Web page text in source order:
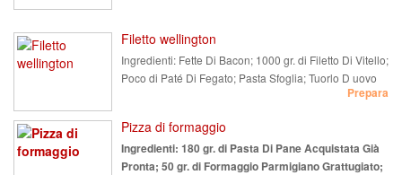
Filetto wellington
Ingredienti: Fette Di Bacon; 1000 gr. di Filetto Di Vitello;
Poco di Paté Di Fegato; Pasta Sfoglia; Tuorlo D uovo
Prepara
Pizza di formaggio
Ingredienti: 180 gr. di Pasta Di Pane Acquistata Già
Pronta; 50 gr. di Formaggio Parmigiano Grattugiato;